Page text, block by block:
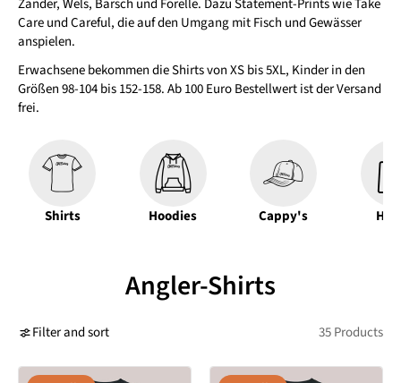
Zander, Wels, Barsch und Forelle. Dazu Statement-Prints wie Take
Care und Careful, die auf den Umgang mit Fisch und Gewässer
anspielen.
Erwachsene bekommen die Shirts von XS bis 5XL, Kinder in den
Größen 98-104 bis 152-158. Ab 100 Euro Bestellwert ist der Versand
frei.
Shirts Hoodies Cappy's
Angler-Shirts
Filter and sort 35 Products